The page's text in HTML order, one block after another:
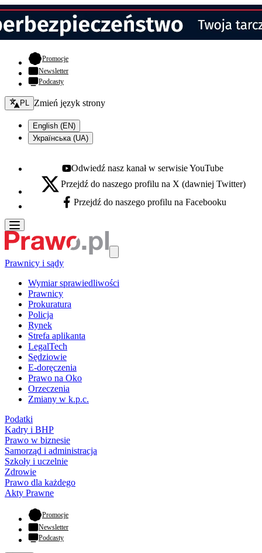
Promocje- otwiera się w nowej karcie
Newsletter
Podcasty
Zmień język - bieżący:
PL Zmień język strony
English (EN)
Українська (UA)
Youtube - otwiera się w nowej karcie
Odwiedź nasz kanał w serwisie YouTube
X - otwiera się w nowej karcie
Przejdź do naszego profilu na X (dawniej Twitter)
Facebook - otwiera się w nowej karcie
Przejdź do naszego profilu na Facebooku
Prawnicy i sądy
Wymiar sprawiedliwości
Prawnicy
Prokuratura
Policja
Rynek
Strefa aplikanta
LegalTech
Sędziowie
E-doręczenia
Prawo na Oko
Orzeczenia
Zmiany w k.p.c.
Podatki
Kadry i BHP
Prawo w biznesie
Samorząd i administracja
Szkoły i uczelnie
Zdrowie
Prawo dla każdego
Akty Prawne
Promocje- otwiera się w nowej karcie
Newsletter
Podcasty